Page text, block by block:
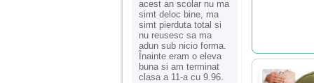
acest an scolar nu ma
simt deloc bine, ma
simt pierduta total si
nu reusesc sa ma
adun sub nicio forma.
Înainte eram o eleva
buna si am terminat
clasa a 11-a cu 9.96.